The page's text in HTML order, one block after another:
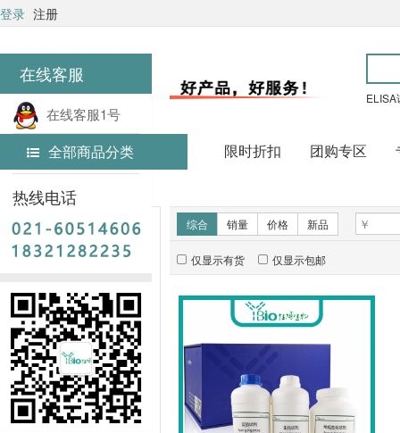
在线客服
在线客服1号
在线客服2号
热线电话
登录 注册
ELISA
全部商品分类 限时折扣 团购专区
首页
常用试剂
新品推荐
5-氮杂胞嘧啶核苷,
≥98%,HPLC YB700069A
综合 销量 价格 新品
仅显示有货 仅显示包邮